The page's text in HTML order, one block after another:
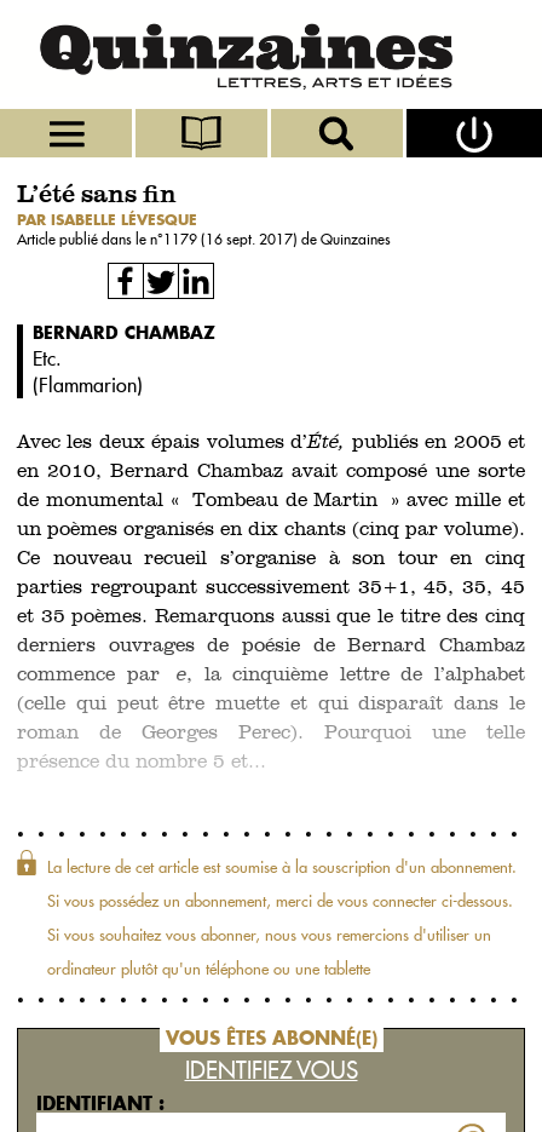
L’été sans fin
PAR ISABELLE LÉVESQUE
Article publié dans le n°1179 (16 sept. 2017) de Quinzaines
BERNARD CHAMBAZ
Etc.
(Flammarion)
Avec les deux épais volumes d’Été, publiés en 2005 et
en 2010, Bernard Chambaz avait composé une sorte
de monumental « Tombeau de Martin » avec mille et
un poèmes organisés en dix chants (cinq par volume).
Ce nouveau recueil s’organise à son tour en cinq
parties regroupant successivement 35+1, 45, 35, 45
et 35 poèmes. Remarquons aussi que le titre des cinq
derniers ouvrages de poésie de Bernard Chambaz
commence pare, la cinquième lettre de l’alphabet
(celle qui peut être muette et qui disparaît dans le
roman de Georges Perec). Pourquoi une telle
présence du nombre 5 et...
La lecture de cet article est soumise à la souscription d'un abonnement.
Si vous possédez un abonnement, merci de vous connecter ci-dessous.
Si vous souhaitez vous abonner, nous vous remercions d'utiliser un
ordinateur plutôt qu'un téléphone ou une tablette
VOUS ÊTES ABONNÉ(E)
IDENTIFIEZ VOUS
IDENTIFIANT :